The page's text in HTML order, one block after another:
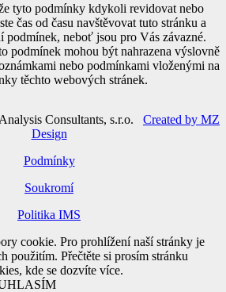
tyto podmínky kdykoli revidovat nebo
čas od času navštěvovat tuto stránku a
podmínek, neboť jsou pro Vás závazné.
podmínek mohou být nahrazena výslovně
nebo podmínkami vloženými na
těchto webových stránek.
Consultants, s.r.o. Created by MZ
Design
Podmínky
Soukromí
Politika IMS
cookie. Pro prohlížení naší stránky je
použitím. Přečtěte si prosím stránku
kde se dozvíte více.